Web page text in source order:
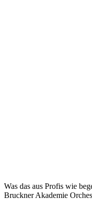
Was das aus Profis wie
Bruckner Akademie